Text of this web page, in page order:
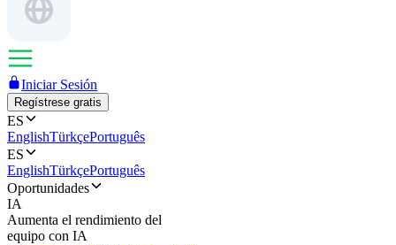
Iniciar Sesión
Regístrese gratis
ES
EnglishTürkçePortuguês
ES
EnglishTürkçePortuguês
Oportunidades
IA
Aumenta el rendimiento del
equipo con IA